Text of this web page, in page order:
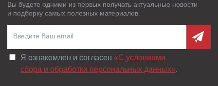
Вы будете одними из первых получать актуальные новости
и подборку самых полезных материалов.
Я ознакомлен и согласен «C условиями
сбора и обработки персональных данных».